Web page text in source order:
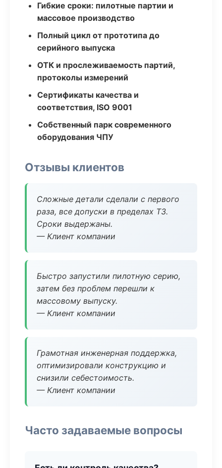
Гибкие сроки: пилотные партии и
массовое производство
Полный цикл от прототипа до
серийного выпуска
ОТК и прослеживаемость партий,
протоколы измерений
Сертификаты качества и
соответствия, ISO 9001
Собственный парк современного
оборудования ЧПУ
Отзывы клиентов
Сложные детали сделали с первого
раза, все допуски в пределах ТЗ.
Сроки выдержаны.
— Клиент компании
Быстро запустили пилотную серию,
затем без проблем перешли к
массовому выпуску.
— Клиент компании
Грамотная инженерная поддержка,
оптимизировали конструкцию и
снизили себестоимость.
— Клиент компании
Часто задаваемые вопросы